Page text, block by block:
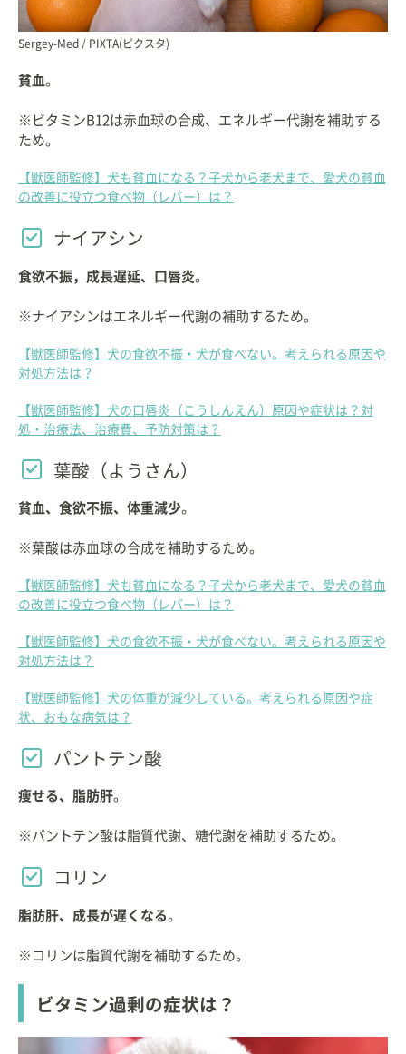
Sergey-Med / PIXTA(ピクスタ)
貧血。
※ビタミンB12は赤血球の合成、エネルギー代謝を補助する
ため。
【獣医師監修】犬も貧血になる？子犬から老犬まで、愛犬の貧血
の改善に役立つ食べ物（レバー）は？
ナイアシン
食欲不振，成長遅延、口唇炎。
※ナイアシンはエネルギー代謝の補助するため。
【獣医師監修】犬の食欲不振・犬が食べない。考えられる原因や
対処方法は？
【獣医師監修】犬の口唇炎（こうしんえん）原因や症状は？対
処・治療法、治療費、予防対策は？
葉酸（ようさん）
貧血、食欲不振、体重減少。
※葉酸は赤血球の合成を補助するため。
【獣医師監修】犬も貧血になる？子犬から老犬まで、愛犬の貧血
の改善に役立つ食べ物（レバー）は？
【獣医師監修】犬の食欲不振・犬が食べない。考えられる原因や
対処方法は？
【獣医師監修】犬の体重が減少している。考えられる原因や症
状、おもな病気は？
パントテン酸
痩せる、脂肪肝。
※パントテン酸は脂質代謝、糖代謝を補助するため。
コリン
脂肪肝、成長が遅くなる 。
※コリンは脂質代謝を補助するため。
ビタミン過剰の症状は？